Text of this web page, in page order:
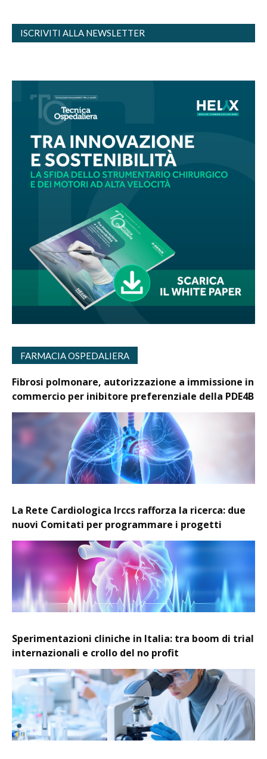
ISCRIVITI ALLA NEWSLETTER
FARMACIA OSPEDALIERA
Fibrosi polmonare, autorizzazione a immissione in
commercio per inibitore preferenziale della PDE4B
La Rete Cardiologica Irccs rafforza la ricerca: due
nuovi Comitati per programmare i progetti
Sperimentazioni cliniche in Italia: tra boom di trial
internazionali e crollo del no profit